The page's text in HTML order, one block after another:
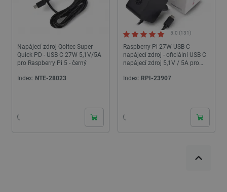
Napájecí zdroj Qoltec Super
Quick PD - USB C 27W 5,1V/5A
pro Raspberry Pi 5 - černý
Index: NTE-28023
Raspberry Pi 27W USB-C
napájecí zdroj - oficiální USB C
napájecí zdroj 5,1V / 5A pro
5.0 (131)
Index: RPI-23907